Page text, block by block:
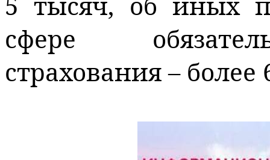
сфере
страхования – более